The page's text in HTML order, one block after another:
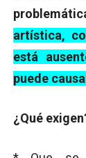
artística,
está
puede
¿Qué